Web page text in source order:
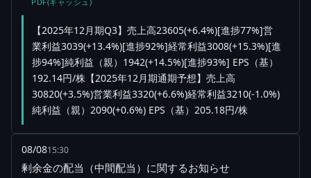
【2025年12月期Q3】売上高23605(+6.4%)[進捗77%]営
業利益3039(+13.4%)[進捗92%]経常利益3008(+15.3%)[進
捗94%]純利益（親）1942(+14.5%)[進捗93%] EPS（基）
192.14円/株【2025年12月期通期予想】売上高
30820(+3.5%)営業利益3320(+6.6%)経常利益3210(-1.0%)
純利益（親）2090(+0.6%) EPS（基）205.18円/株
08/0815:30
剰余金の配当（中間配当）に関するお知らせ